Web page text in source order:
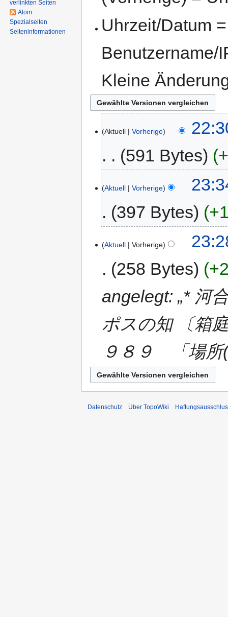
Uhrzeit/Datum
Benutzername/
Kleine
Aktuell Vorherige
591 Bytes
Aktuell Vorherige
397 Bytes
Aktuell Vorherige
258 Bytes
angelegt: „* 河
ポスの知 〔箱
９８９ 「場所
verlinkten Seiten
Atom
Spezialseiten
Seiten­informationen
Datenschutz Über TopoWiki